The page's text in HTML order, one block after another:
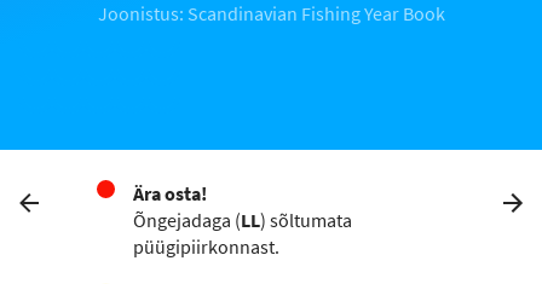
Joonistus: Scandinavian Fishing Year Book
Ära osta!
Õngejadaga (LL) sõltumata
püügipiirkonnast.